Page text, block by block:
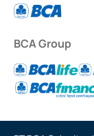
BCA Group